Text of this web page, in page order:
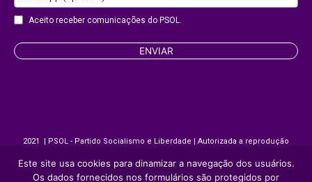
Aceito receber comunicações do PSOL.
ENVIAR
2021 | PSOL - Partido Socialismo e Liberdade | Autorizada a reprodução
desde que citada a fonte.
Este site usa cookies para dinamizar a navegação dos usuários.
Os dados fornecidos nos formulários são protegidos por